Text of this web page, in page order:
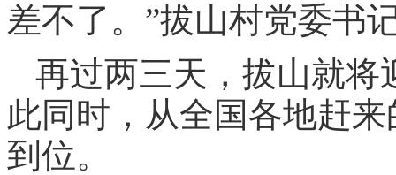
差不了。”拔山村党委书
再过两三天，拔山就将
此同时，从全国各地赶
到位。